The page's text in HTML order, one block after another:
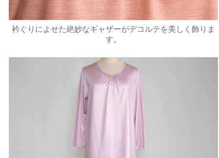
衿ぐりによせた絶妙なギャザーがデコルテを美しく飾りま
す。